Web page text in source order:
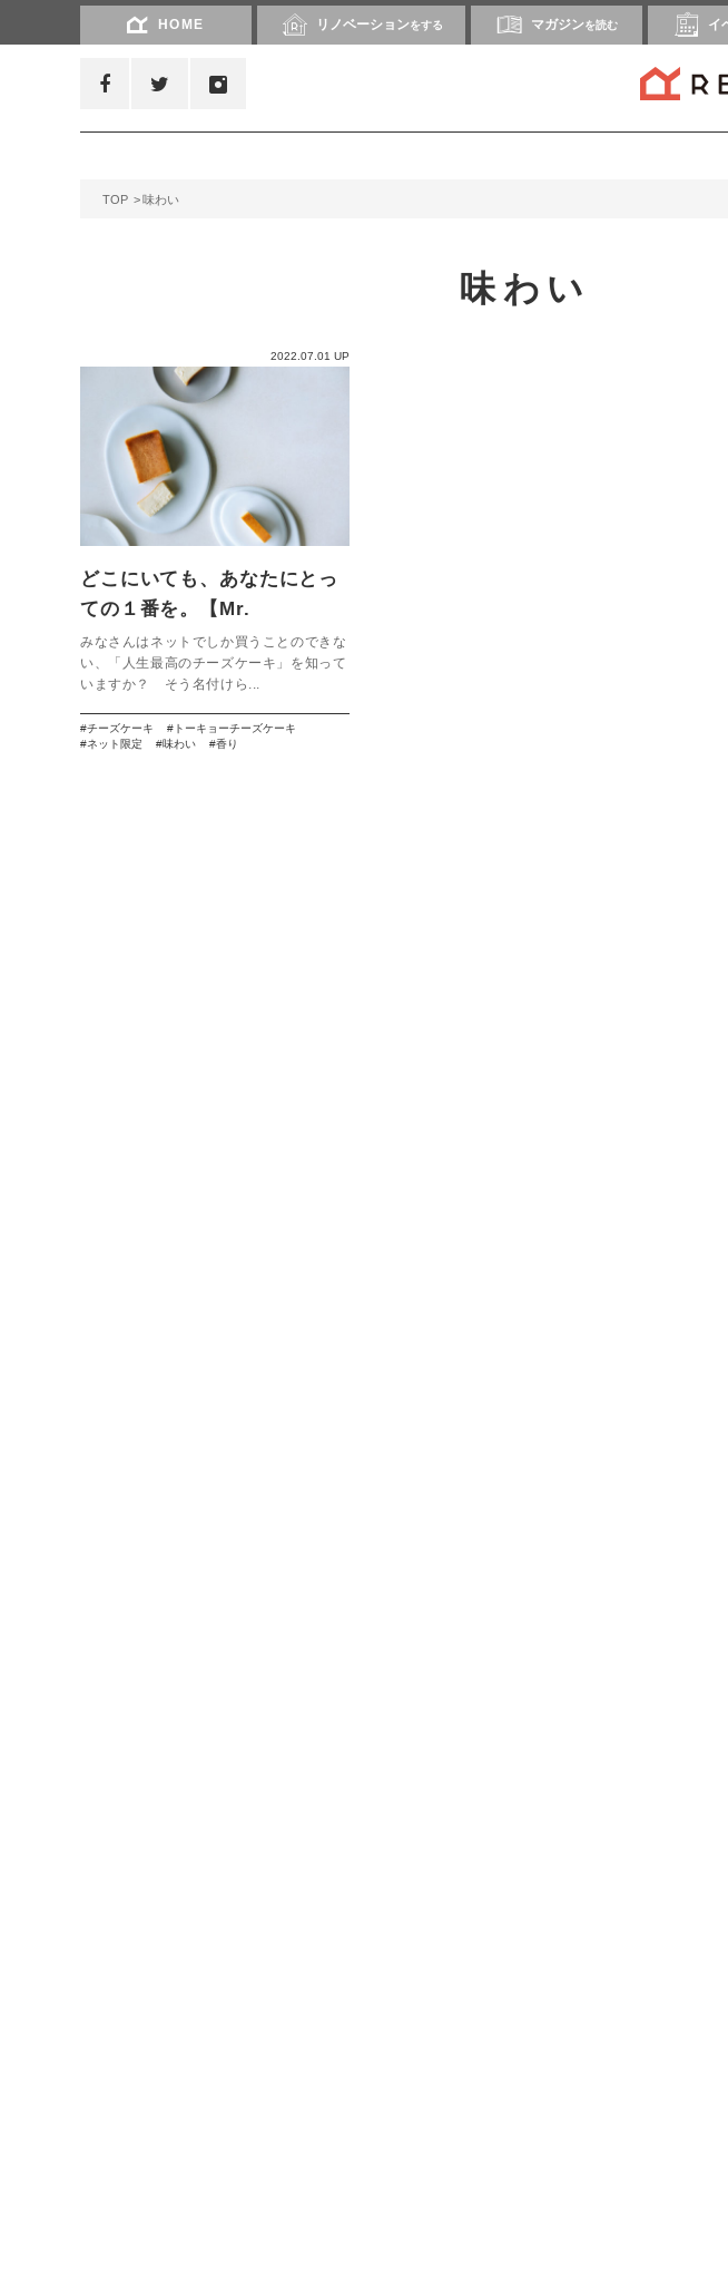
HOME リノベーションをする マガジンを読む イ
TOP 味わい
味わい
2022.07.01 UP
どこにいても、あなたにとっ
ての１番を。【Mr.
CHEESECAKE】
みなさんはネットでしか買うことのできな
い、「人生最高のチーズケーキ」を知って
いますか？ そう名付けら...
チーズケーキ
トーキョーチーズケーキ
ネット限定
味わい 香り